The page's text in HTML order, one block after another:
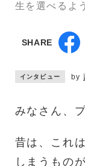
生を選べるよ
SHARE
インタビュー by
みなさん、
昔は、これ
しまうもの